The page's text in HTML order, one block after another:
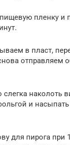
пленку и
в пласт,
отправляем
слегка наколоть
и насыпать
для пирога при